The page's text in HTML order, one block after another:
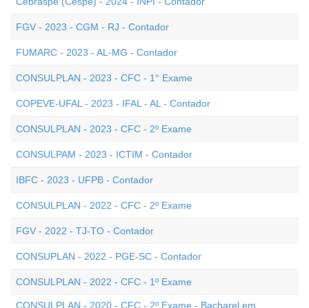
FGV - 2023 - CGM - RJ - Contador
FUMARC - 2023 - AL-MG - Contador
CONSULPLAN - 2023 - CFC - 1° Exame
COPEVE-UFAL - 2023 - IFAL - AL - Contador
CONSULPLAN - 2023 - CFC - 2º Exame
CONSULPAM - 2023 - ICTIM - Contador
IBFC - 2023 - UFPB - Contador
CONSULPLAN - 2022 - CFC - 2º Exame
FGV - 2022 - TJ-TO - Contador
CONSUPLAN - 2022 - PGE-SC - Contador
CONSULPLAN - 2022 - CFC - 1º Exame
CONSULPLAN - 2020 - CFC - 2º Exame - Bacharel em